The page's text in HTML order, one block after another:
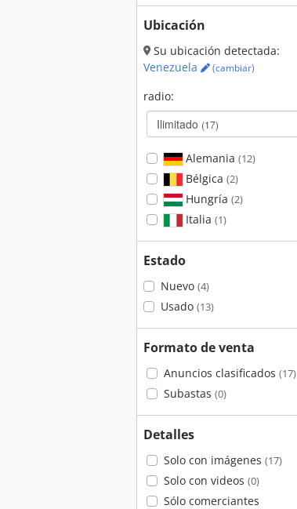
Ubicación
Su ubicación detectada:
Venezuela
(cambiar)
radio:
Ilimitado (17)
Alemania (12)
Bélgica (2)
Hungría (2)
Italia (1)
Estado
Nuevo (4)
Usado (13)
Formato de venta
Anuncios clasificados (17)
Subastas (0)
Detalles
Solo con imágenes (17)
Solo con videos (0)
Sólo comerciantes